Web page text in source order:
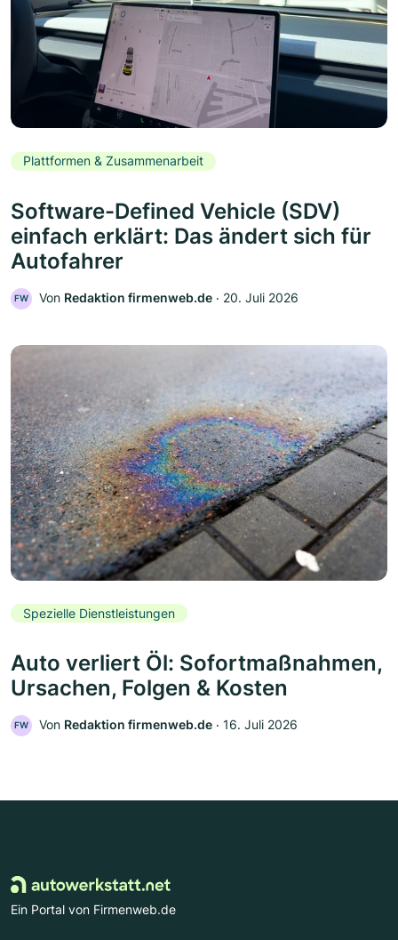
Plattformen & Zusammenarbeit
Software-Defined Vehicle (SDV)
einfach erklärt: Das ändert sich für
Autofahrer
FW Von Redaktion firmenweb.de ‧ 20. Juli 2026
Spezielle Dienstleistungen
Auto verliert Öl: Sofortmaßnahmen,
Ursachen, Folgen & Kosten
FW Von Redaktion firmenweb.de ‧ 16. Juli 2026
Ein Portal von Firmenweb.de